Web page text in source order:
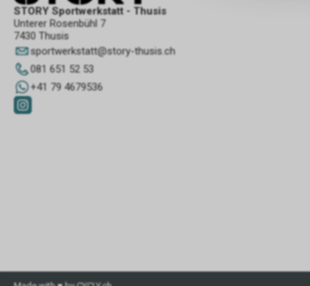
STORY Sportwerkstatt - Thusis
Unterer Rosenbühl 7
7430 Thusis
sportwerkstatt@story-thusis.ch
081 651 52 53
+41 79 4679536